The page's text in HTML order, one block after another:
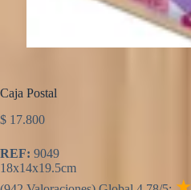
Caja Postal
$ 17.800
REF: 9049
18x14x19.5cm